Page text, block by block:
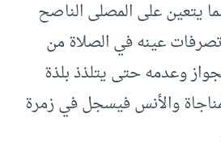
يتعين على المصلى الناصح
عينه في الصلاة من
وعدمه حتى يتلذذ بلذة
والأنس فيسجل في زمرة